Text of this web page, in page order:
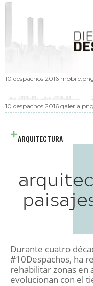
10 despachos 2016
10 despachos 2016 galeria.png
ARQUITECTURA
Durante cuatro
#10Despachos, ha
rehabilitar zonas en
evolucionan con el